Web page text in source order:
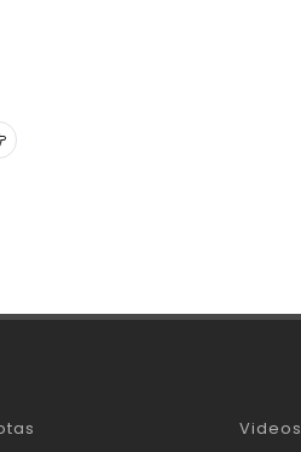
Videos